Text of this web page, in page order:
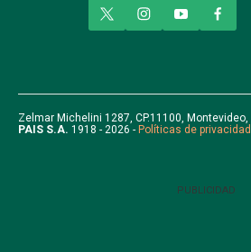
PUBLICIDAD
w
r
i
n
r
a
y
o
e
a
o
k
Zelmar Michelini 1287, CP.11100,
PAIS S.A. 1918 - 2026 - Políticas de privacidad